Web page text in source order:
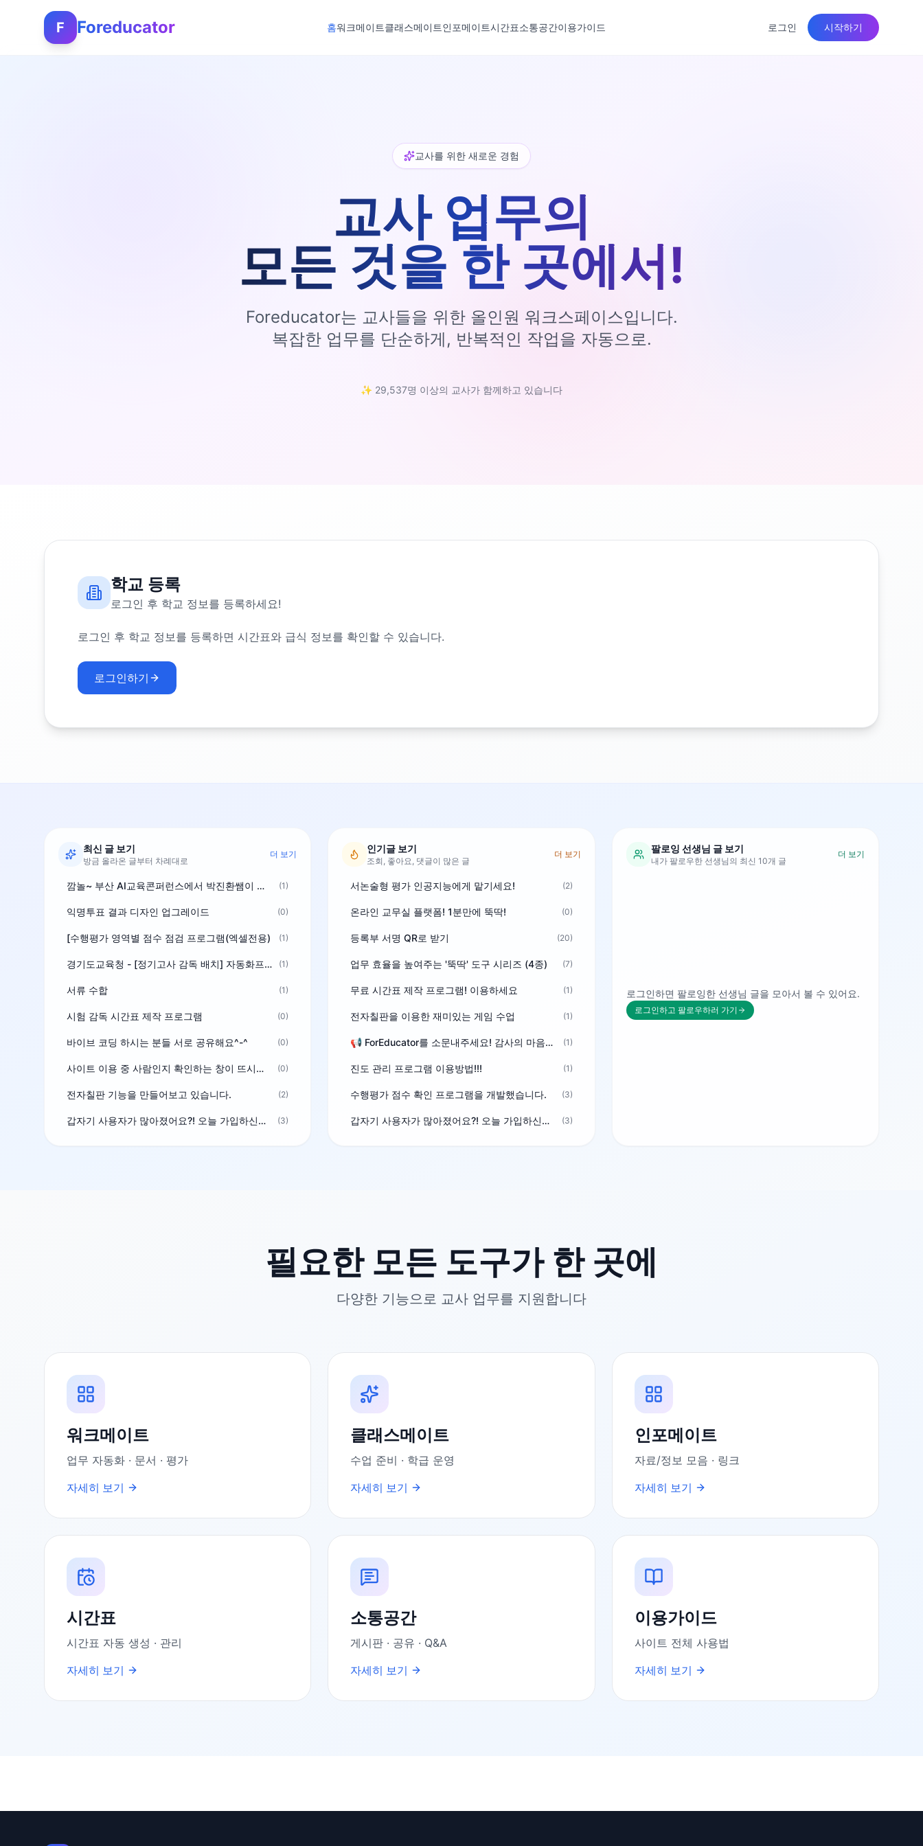
F Foreducator 홈워크메이트클래스메이트인포메이트시간표소통공간이용가이드 로그인 시작하기
교사를 위한 새로운 경험
교사 업무의
모든 것을 한 곳에서!
Foreducator는 교사들을 위한 올인원 워크스페이스입니다.
복잡한 업무를 단순하게, 반복적인 작업을 자동으로.
✨ 29,537명 이상의 교사가 함께하고 있습니다
학교 등록
로그인 후 학교 정보를 등록하세요!
로그인 후 학교 정보를 등록하면 시간표와 급식 정보를 확인할 수 있습니다.
로그인하기
최신 글 보기
방금 올라온 글부터 차례대로
더 보기
깜놀~ 부산 AI교육콘퍼런스에서 박진환쌤이 상받으려 나오셨네요~ ^^ (1)
익명투표 결과 디자인 업그레이드 (0)
[수행평가 영역별 점수 점검 프로그램(엑셀전용) (1)
경기도교육청 - [정기고사 감독 배치] 자동화프로그램 보급 (1)
서류 수합 (1)
시험 감독 시간표 제작 프로그램 (0)
바이브 코딩 하시는 분들 서로 공유해요^-^ (0)
사이트 이용 중 사람인지 확인하는 창이 뜨시는 분은 알려주세요 (0)
전자칠판 기능을 만들어보고 있습니다. (2)
갑자기 사용자가 많아졌어요?! 오늘 가입하신분^^ (3)
인기글 보기
조회, 좋아요, 댓글이 많은 글
더 보기
서논술형 평가 인공지능에게 맡기세요! (2)
온라인 교무실 플랫폼! 1분만에 뚝딱! (0)
등록부 서명 QR로 받기 (20)
업무 효율을 높여주는 '뚝딱' 도구 시리즈 (4종) (7)
무료 시간표 제작 프로그램! 이용하세요 (1)
전자칠판을 이용한 재미있는 게임 수업 (1)
📢 ForEducator를 소문내주세요! 감사의 마음을 담은 포인트 선물 (1)
진도 관리 프로그램 이용방법!!! (1)
수행평가 점수 확인 프로그램을 개발했습니다. (3)
갑자기 사용자가 많아졌어요?! 오늘 가입하신분^^ (3)
팔로잉 선생님 글 보기
내가 팔로우한 선생님의 최신 10개 글
더 보기
로그인하면 팔로잉한 선생님 글을 모아서 볼 수 있어요.
로그인하고 팔로우하러 가기
필요한 모든 도구가 한 곳에
다양한 기능으로 교사 업무를 지원합니다
워크메이트
업무 자동화 · 문서 · 평가
자세히 보기
클래스메이트
수업 준비 · 학급 운영
자세히 보기
인포메이트
자료/정보 모음 · 링크
자세히 보기
시간표
시간표 자동 생성 · 관리
자세히 보기
소통공간
게시판 · 공유 · Q&A
자세히 보기
이용가이드
사이트 전체 사용법
자세히 보기